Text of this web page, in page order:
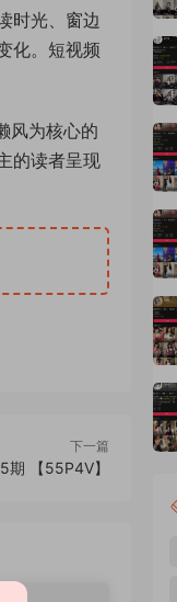
时光、窗边
化。短视频
风为核心的
的读者呈现
下一篇
【55P4V】